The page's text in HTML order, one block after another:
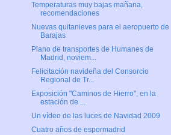
Temperaturas muy bajas mañana,
recomendaciones
Nuevas quitanieves para el aeropuerto de
Barajas
Plano de transportes de Humanes de
Madrid, noviem...
Felicitación navideña del Consorcio
Regional de Tr...
Exposición "Caminos de Hierro", en la
estación de ...
Un vídeo de las luces de Navidad 2009
Cuatro años de espormadrid